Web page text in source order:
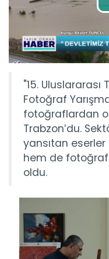
"15. Uluslararası
Fotoğraf
fotoğraflardan
Trabzon’du.
yansıtan
hem de fotoğraf
oldu.